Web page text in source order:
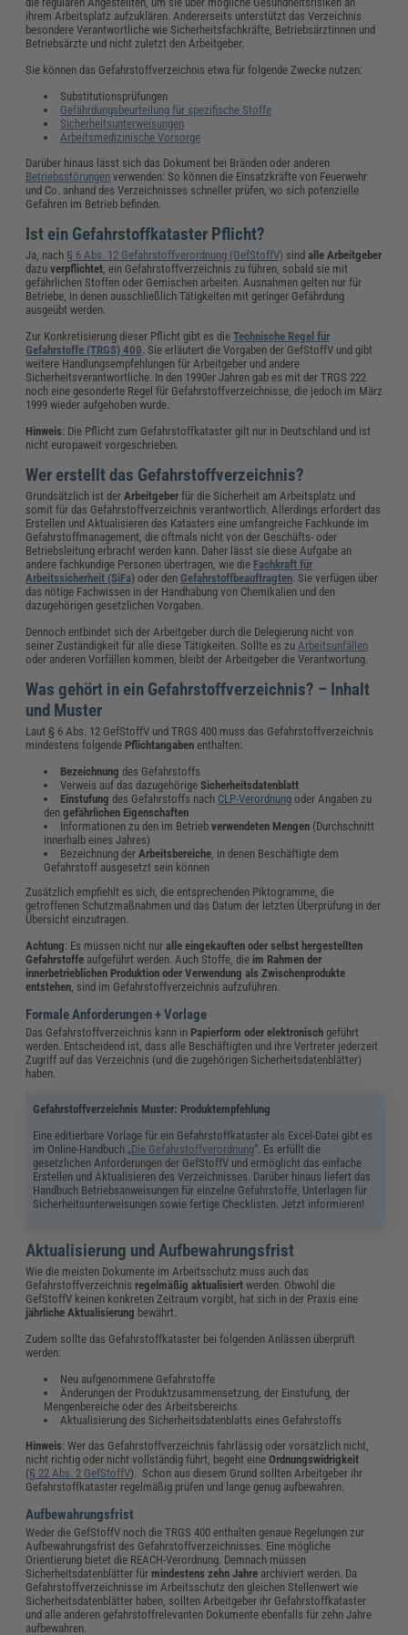
ihrem Arbeitsplatz aufzuklären. Andererseits unterstützt das Verzeichnis
besondere Verantwortliche wie Sicherheitsfachkräfte, Betriebsärztinnen und
Betriebsärzte und nicht zuletzt den Arbeitgeber.
Sie können das Gefahrstoffverzeichnis etwa für folgende Zwecke nutzen:
Substitutionsprüfungen
Gefährdungsbeurteilung für spezifische Stoffe
Sicherheitsunterweisungen
Arbeitsmedizinische Vorsorge
Darüber hinaus lässt sich das Dokument bei Bränden oder anderen
Betriebsstörungen verwenden: So können die Einsatzkräfte von Feuerwehr
und Co. anhand des Verzeichnisses schneller prüfen, wo sich potenzielle
Gefahren im Betrieb befinden.
Ist ein Gefahrstoffkataster Pflicht?
Ja, nach § 6 Abs. 12 Gefahrstoffverordnung (GefStoffV) sindalle Arbeitgeber
dazuverpflichtet , ein Gefahrstoffverzeichnis zu führen, sobald sie mit
gefährlichen Stoffen oder Gemischen arbeiten. Ausnahmen gelten nur für
Betriebe, in denen ausschließlich Tätigkeiten mit geringer Gefährdung
ausgeübt werden.
Zur Konkretisierung dieser Pflicht gibt es dieTechnische Regel für
Gefahrstoffe (TRGS) 400 . Sie erläutert die Vorgaben der GefStoffV und gibt
weitere Handlungsempfehlungen für Arbeitgeber und andere
Sicherheitsverantwortliche. In den 1990er Jahren gab es mit der TRGS 222
noch eine gesonderte Regel für Gefahrstoffverzeichnisse, die jedoch im März
1999 wieder aufgehoben wurde.
Hinweis: Die Pflicht zum Gefahrstoffkataster gilt nur in Deutschland und ist
nicht europaweit vorgeschrieben.
Wer erstellt das Gefahrstoffverzeichnis?
Grundsätzlich ist derArbeitgeber für die Sicherheit am Arbeitsplatz und
somit für das Gefahrstoffverzeichnis verantwortlich. Allerdings erfordert das
Erstellen und Aktualisieren des Katasters eine umfangreiche Fachkunde im
Gefahrstoffmanagement, die oftmals nicht von der Geschäfts- oder
Betriebsleitung erbracht werden kann. Daher lässt sie diese Aufgabe an
andere fachkundige Personen übertragen, wie die Fachkraft für
Arbeitssicherheit (SiFa) oder denGefahrstoffbeauftragten . Sie verfügen über
das nötige Fachwissen in der Handhabung von Chemikalien und den
dazugehörigen gesetzlichen Vorgaben.
Dennoch entbindet sich der Arbeitgeber durch die Delegierung nicht von
seiner Zuständigkeit für alle diese Tätigkeiten. Sollte es zu Arbeitsunfällen
oder anderen Vorfällen kommen, bleibt der Arbeitgeber die Verantwortung.
Was gehört in ein Gefahrstoffverzeichnis? – Inhalt
und Muster
Laut § 6 Abs. 12 GefStoffV und TRGS 400 muss das Gefahrstoffverzeichnis
mindestens folgende Pflichtangaben enthalten:
Bezeichnung des Gefahrstoffs
Verweis auf das dazugehörige Sicherheitsdatenblatt
Einstufung des Gefahrstoffs nach CLP-Verordnung oder Angaben zu
dengefährlichen Eigenschaften
Informationen zu den im Betrieb verwendeten Mengen (Durchschnitt
innerhalb eines Jahres)
Bezeichnung der Arbeitsbereiche , in denen Beschäftigte dem
Gefahrstoff ausgesetzt sein können
Zusätzlich empfiehlt es sich, die entsprechenden Piktogramme, die
getroffenen Schutzmaßnahmen und das Datum der letzten Überprüfung in der
Übersicht einzutragen.
Achtung: Es müssen nicht nuralle eingekauften oder selbst hergestellten
Gefahrstoffe aufgeführt werden. Auch Stoffe, die im Rahmen der
innerbetrieblichen Produktion oder Verwendung als Zwischenprodukte
entstehen, sind im Gefahrstoffverzeichnis aufzuführen.
Formale Anforderungen + Vorlage
Das Gefahrstoffverzeichnis kann in Papierform oder elektronisch geführt
werden. Entscheidend ist, dass alle Beschäftigten und ihre Vertreter jederzeit
Zugriff auf das Verzeichnis (und die zugehörigen Sicherheitsdatenblätter)
haben.
Gefahrstoffverzeichnis Muster: Produktempfehlung
Eine editierbare Vorlage für ein Gefahrstoffkataster als Excel-Datei gibt es
im Online-Handbuch „Die Gefahrstoffverordnung“. Es erfüllt die
gesetzlichen Anforderungen der GefStoffV und ermöglicht das einfache
Erstellen und Aktualisieren des Verzeichnisses. Darüber hinaus liefert das
Handbuch Betriebsanweisungen für einzelne Gefahrstoffe, Unterlagen für
Sicherheitsunterweisungen sowie fertige Checklisten. Jetzt informieren!
Aktualisierung und Aufbewahrungsfrist
Wie die meisten Dokumente im Arbeitsschutz muss auch das
Gefahrstoffverzeichnisregelmäßig aktualisiert werden. Obwohl die
GefStoffV keinen konkreten Zeitraum vorgibt, hat sich in der Praxis eine
jährliche Aktualisierung bewährt.
Zudem sollte das Gefahrstoffkataster bei folgenden Anlässen überprüft
werden:
Neu aufgenommene Gefahrstoffe
Änderungen der Produktzusammensetzung, der Einstufung, der
Mengenbereiche oder des Arbeitsbereichs
Aktualisierung des Sicherheitsdatenblatts eines Gefahrstoffs
Hinweis: Wer das Gefahrstoffverzeichnis fahrlässig oder vorsätzlich nicht,
nicht richtig oder nicht vollständig führt, begeht eineOrdnungswidrigkeit
(§ 22 Abs. 2 GefStoffV). Schon aus diesem Grund sollten Arbeitgeber ihr
Gefahrstoffkataster regelmäßig prüfen und lange genug aufbewahren.
Aufbewahrungsfrist
Weder die GefStoffV noch die TRGS 400 enthalten genaue Regelungen zur
Aufbewahrungsfrist des Gefahrstoffverzeichnisses. Eine mögliche
Orientierung bietet die REACH-Verordnung. Demnach müssen
Sicherheitsdatenblätter für mindestens zehn Jahre archiviert werden. Da
Gefahrstoffverzeichnisse im Arbeitsschutz den gleichen Stellenwert wie
Sicherheitsdatenblätter haben, sollten Arbeitgeber ihr Gefahrstoffkataster
und alle anderen gefahrstoffrelevanten Dokumente ebenfalls für zehn Jahre
aufbewahren.